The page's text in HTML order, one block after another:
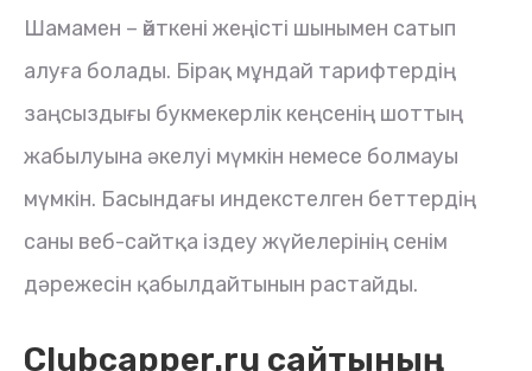
Шамамен – өйткені жеңісті шынымен сатып
алуға болады. Бірақ мұндай тарифтердің
заңсыздығы букмекерлік кеңсенің шоттың
жабылуына әкелуі мүмкін немесе болмауы
мүмкін. Басындағы индекстелген беттердің
саны веб-сайтқа іздеу жүйелерінің сенім
дәрежесін қабылдайтынын растайды.
Clubcapper.ru сайтының